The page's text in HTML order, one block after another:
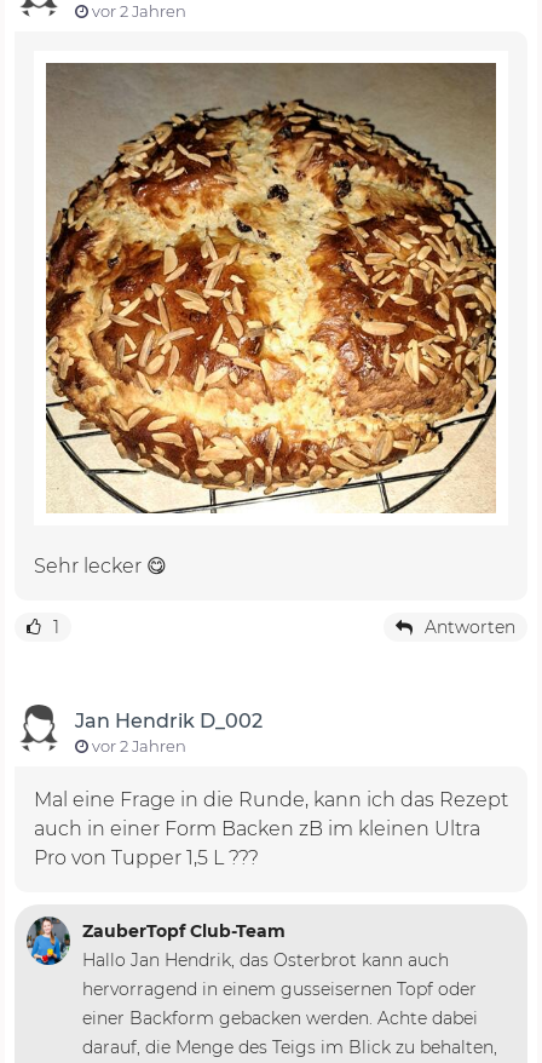
vor 2 Jahren
Sehr lecker 😋
1 Antworten
Jan Hendrik D_002
vor 2 Jahren
Mal eine Frage in die Runde, kann ich das Rezept
auch in einer Form Backen zB im kleinen Ultra
Pro von Tupper 1,5 L ???
ZauberTopf Club-Team
Hallo Jan Hendrik, das Osterbrot kann auch
hervorragend in einem gusseisernen Topf oder
einer Backform gebacken werden. Achte dabei
darauf, die Menge des Teigs im Blick zu behalten,